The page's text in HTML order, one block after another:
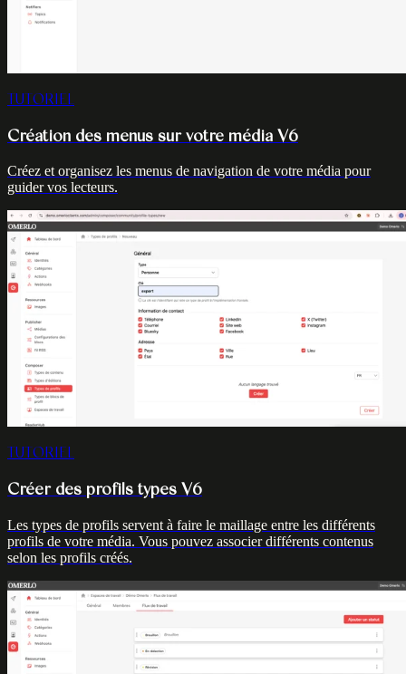
TUTORIEL
Création des menus sur votre média V6
Créez et organisez les menus de navigation de votre média pour
guider vos lecteurs.
TUTORIEL
Créer des profils types V6
Les types de profils servent à faire le maillage entre les différents
profils de votre média. Vous pouvez associer différents contenus
selon les profils créés.